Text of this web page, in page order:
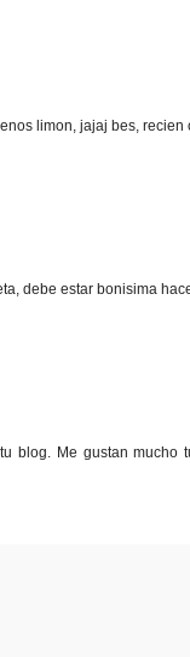
limon, jajaj bes,
debe estar bonisima
blog. Me gustan